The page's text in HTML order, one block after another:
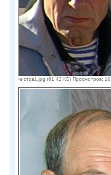
чистов1.jpg (61.42 КБ) Просмотров: